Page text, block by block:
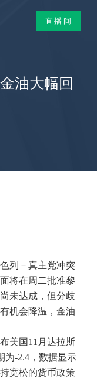
直播间
油大幅回
列－真主党冲突
将在周二批准黎
未达成，但分歧
机会降温，金油
美国11月达拉斯
为-2.4，数据显示
宽松的货币政策